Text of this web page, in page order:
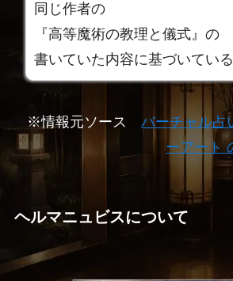
同じ作者の
『高等魔術の教理と儀式』の
書いていた内容に基づいている
※情報元ソースバーチャル占
ーアート
ヘルマニュビスについて